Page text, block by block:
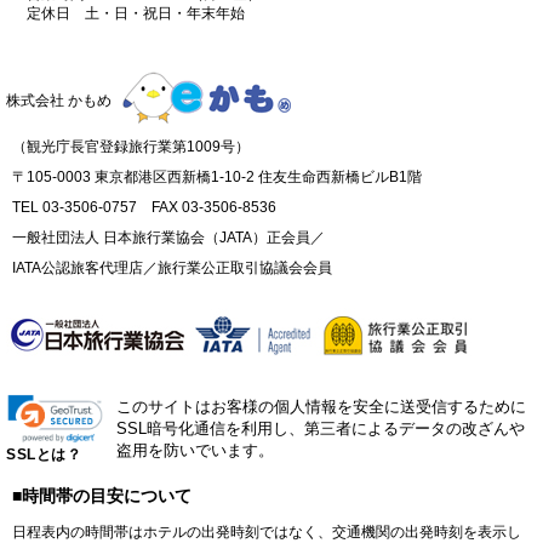
定休日 土・日・祝日・年末年始
株式会社 かもめ
（観光庁長官登録旅行業第1009号）
〒105-0003 東京都港区西新橋1-10-2 住友生命西新橋ビルB1階
TEL 03-3506-0757 FAX 03-3506-8536
一般社団法人 日本旅行業協会（JATA）正会員／
IATA公認旅客代理店／旅行業公正取引協議会会員
SSLとは？
このサイトはお客様の個人情報を安全に送受信するために
SSL暗号化通信を利用し、第三者によるデータの改ざんや
盗用を防いでいます。
■時間帯の目安について
日程表内の時間帯はホテルの出発時刻ではなく、交通機関の出発時刻を表示し